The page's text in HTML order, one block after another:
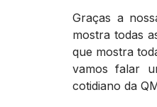
Graças a
mostra todas
que mostra
vamos falar
cotidiano da